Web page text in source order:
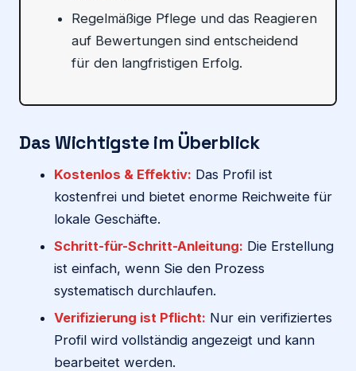
Regelmäßige Pflege und das Reagieren
auf Bewertungen sind entscheidend
für den langfristigen Erfolg.
Das Wichtigste im Überblick
Kostenlos & Effektiv: Das Profil ist
kostenfrei und bietet enorme Reichweite für
lokale Geschäfte.
Schritt-für-Schritt-Anleitung: Die Erstellung
ist einfach, wenn Sie den Prozess
systematisch durchlaufen.
Verifizierung ist Pflicht: Nur ein verifiziertes
Profil wird vollständig angezeigt und kann
bearbeitet werden.